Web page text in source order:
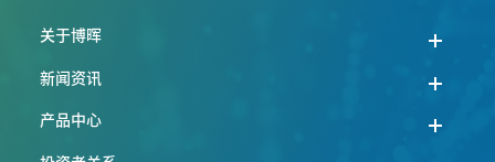
关于博晖
新闻资讯
产品中心